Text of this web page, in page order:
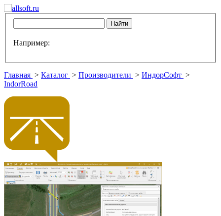
Например:
Главная > Каталог > Производители > ИндорСофт >
IndorRoad